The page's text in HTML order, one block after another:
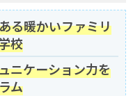
る暖かいファミリ
校
ニケーション力を
ム